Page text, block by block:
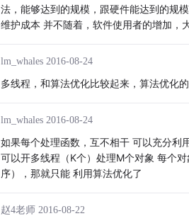
法，能够达到的规模，跟硬件能达到的规
维护成本 并不随着，软件使用者的增加，
lm_whales 2016-08-24
多线程，和算法优化比较起来，算法优化
lm_whales 2016-08-24
如果每个处理函数，互不相干 可以充分利
可以开多线程（K个）处理M个对象 每个
序），那就只能 利用算法优化了
赵4老师 2016-08-22